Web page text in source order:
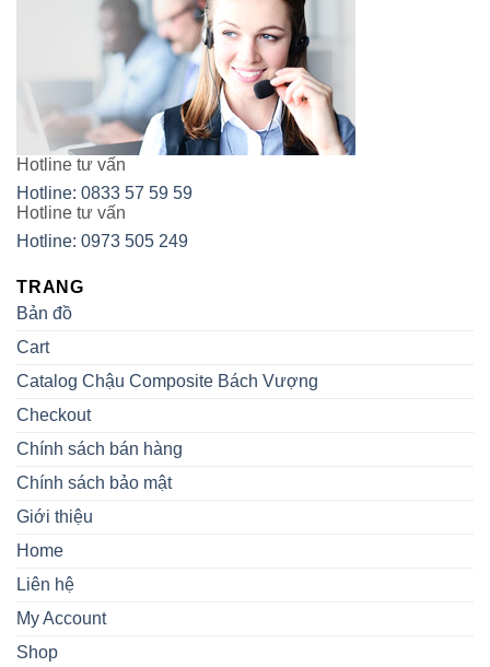
Hotline tư vấn
Hotline: 0833 57 59 59
Hotline tư vấn
Hotline: 0973 505 249
TRANG
Bản đồ
Cart
Catalog Chậu Composite Bách Vượng
Checkout
Chính sách bán hàng
Chính sách bảo mật
Giới thiệu
Home
Liên hệ
My Account
Shop